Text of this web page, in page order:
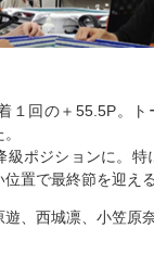
１回の＋55.5P。
級ポジションに。
置で最終節を迎える
遊、西城凛、小笠原